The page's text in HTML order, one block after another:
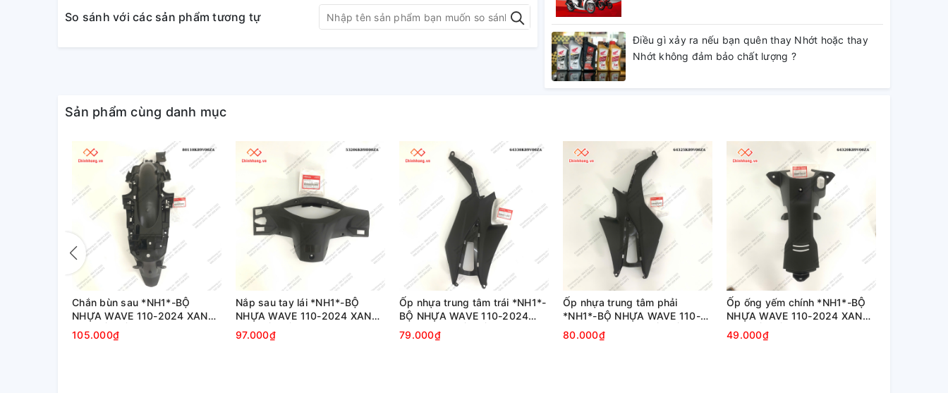
So sánh với các sản phẩm tương tự
Điều gì xảy ra nếu bạn quên thay Nhớt hoặc thay
Nhớt không đảm bảo chất lượng ?
Sản phẩm cùng danh mục
Chắn bùn sau *NH1*-BỘ
NHỰA WAVE 110-2024 XANH
TÍM CỔ ĐIỂN
105.000₫
Nắp sau tay lái *NH1*-BỘ
NHỰA WAVE 110-2024 XANH
TÍM CỔ ĐIỂN
97.000₫
Ốp nhựa trung tâm trái *NH1*-
BỘ NHỰA WAVE 110-2024
XANH TÍM CỔ ĐIỂN
79.000₫
Ốp nhựa trung tâm phải
*NH1*-BỘ NHỰA WAVE 110-
2024 XANH TÍM CỔ ĐIỂN
80.000₫
Ốp ống yếm chính *NH1*-BỘ
NHỰA WAVE 110-2024 XANH
TÍM CỔ ĐIỂN
49.000₫